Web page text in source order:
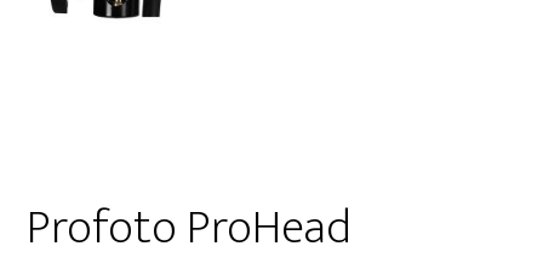
Profoto ProHead